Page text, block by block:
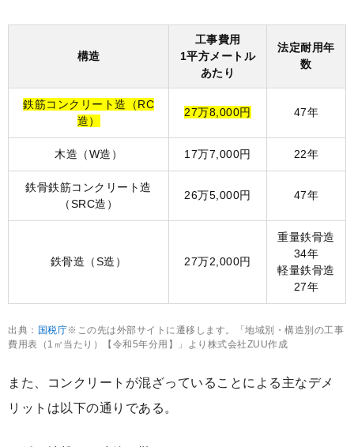
構造
工事費用
1平方メートル
あたり
法定耐用年
数
鉄筋コンクリート造（RC
造）
27万8,000円 47年
木造（W造） 17万7,000円 22年
鉄骨鉄筋コンクリート造
（SRC造）
26万5,000円 47年
鉄骨造（S造） 27万2,000円
重量鉄骨造
34年
軽量鉄骨造
27年
出典： 国税庁※この先は外部サイトに遷移します。「地域別・構造別の工事
費用表（1㎡当たり）【令和5年分用】」より株式会社ZUU作成
また、コンクリートが混ざっていることによる主なデメ
リットは以下の通りである。